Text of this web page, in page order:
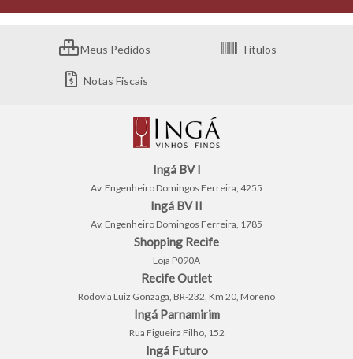
Meus Pedidos Títulos
Notas Fiscais
Ingá BV I
Av. Engenheiro Domingos Ferreira, 4255
Ingá BV II
Av. Engenheiro Domingos Ferreira, 1785
Shopping Recife
Loja P090A
Recife Outlet
Rodovia Luiz Gonzaga, BR-232, Km 20, Moreno
Ingá Parnamirim
Rua Figueira Filho, 152
Ingá Futuro